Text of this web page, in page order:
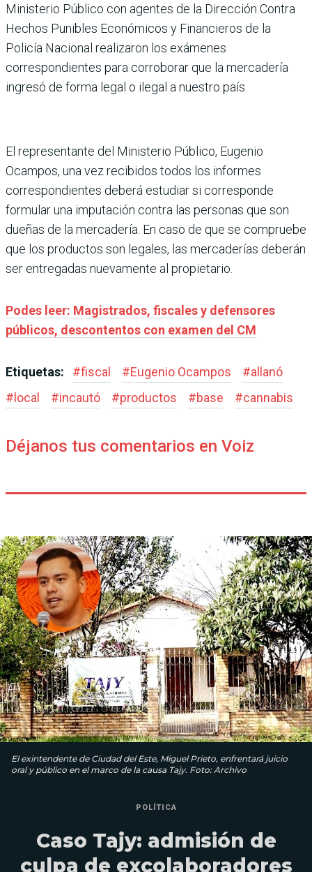
Ministerio Público con agentes de la Dirección Contra
Hechos Punibles Económicos y Financieros de la
Policía Nacional realizaron los exámenes
correspondientes para corroborar que la mercadería
ingresó de forma legal o ilegal a nuestro país.
El representante del Ministerio Público, Eugenio
Ocampos, una vez recibidos todos los informes
correspondientes deberá estudiar si corresponde
formular una imputación contra las personas que son
dueñas de la mercadería. En caso de que se compruebe
que los productos son legales, las mercaderías deberán
ser entregadas nuevamente al propietario.
Podes leer: Magistrados, fiscales y defensores
públicos, descontentos con examen del CM
Etiquetas: #fiscal #Eugenio Ocampos #allanó
# local #incautó #productos #base #cannabis
Déjanos tus comentarios en Voiz
El exintendente de Ciudad del Este, Miguel Prieto, enfrentará juicio
oral y público en el marco de la causa Tajy. Foto: Archivo
POLÍTICA
Caso Tajy: admisión de
culpa de excolaboradores